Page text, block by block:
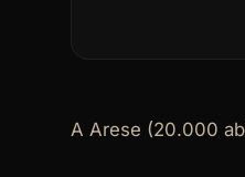
A Arese (20.000